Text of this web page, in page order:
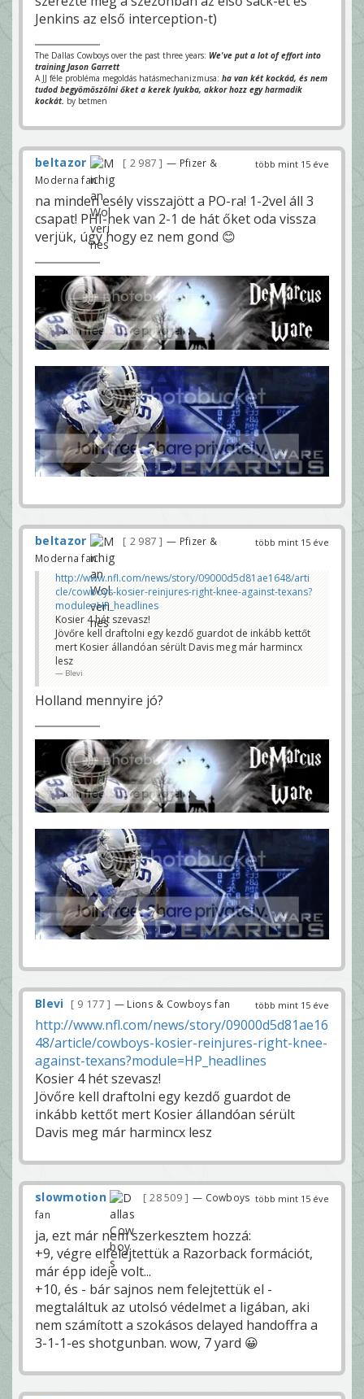
Jenkins az első interception-t)
The Dallas Cowboys over the past three years: We've put a lot of effort into
training Jason Garrett
A JJ féle probléma megoldás hatásmechanizmusa: ha van két kockád, és nem
tudod begyömöszölni őket a kerek lyukba, akkor hozz egy harmadik
kockát. by betmen
több mint 15 éve
beltazor 2 987
— Pfizer &
Moderna fan
na minden esély visszajött a PO-ra! 1-2vel áll 3
csapat! PHI-nek van 2-1 de hát őket oda vissza
verjük, úgy hogy ez nem gond 😊
több mint 15 éve
beltazor 2 987
— Pfizer &
Moderna fan
http://www.nfl.com/news/story/09000d5d81ae1648/arti
cle/cowboys-kosier-reinjures-right-knee-against-texans?
module=HP_headlines
Kosier 4 hét szevasz!
Jövőre kell draftolni egy kezdő guardot de inkább kettőt
mert Kosier állandóan sérült Davis meg már harmincx
lesz
Blevi
Holland mennyire jó?
több mint 15 éve
Blevi 9 177 — Lions & Cowboys fan
http://www.nfl.com/news/story/09000d5d81ae16
48/article/cowboys-kosier-reinjures-right-knee-
against-texans?module=HP_headlines
Kosier 4 hét szevasz!
Jövőre kell draftolni egy kezdő guardot de
inkább kettőt mert Kosier állandóan sérült
Davis meg már harmincx lesz
több mint 15 éve
slowmotion 28 509
— Cowboys
fan
ja, ezt már nem szerkesztem hozzá:
+9, végre elfelejtettük a Razorback formációt,
már épp ideje volt...
+10, és - bár sajnos nem felejtettük el -
megtaláltuk az utolsó védelmet a ligában, aki
nem számított a szokásos delayed handoffra a
3-1-1-es shotgunban. wow, 7 yard 😀